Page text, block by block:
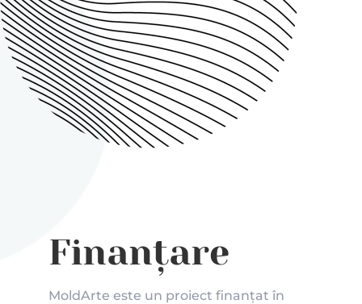
Finanțare
MoldArte este un proiect finanțat în